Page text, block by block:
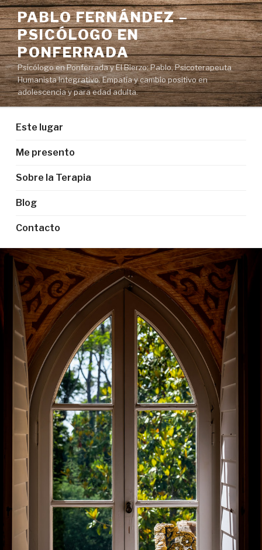
Saltar
al
contenido
PABLO FERNÁNDEZ –
PSICÓLOGO EN
PONFERRADA
Psicólogo en Ponferrada y El Bierzo: Pablo, Psicoterapeuta
Humanista Integrativo. Empatía y cambio positivo en
adolescencia y para edad adulta.
Este lugar
Me presento
Sobre la Terapia
Blog
Contacto